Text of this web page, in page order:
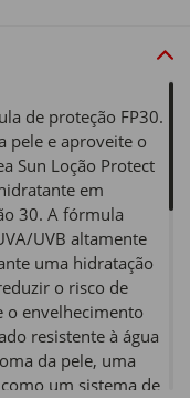
de proteção FP30.
pele e aproveite o
Sun Loção Protect
em
30. A fórmula
UVB altamente
uma hidratação
o risco de
o envelhecimento
resistente à água
da pele, uma
um sistema de